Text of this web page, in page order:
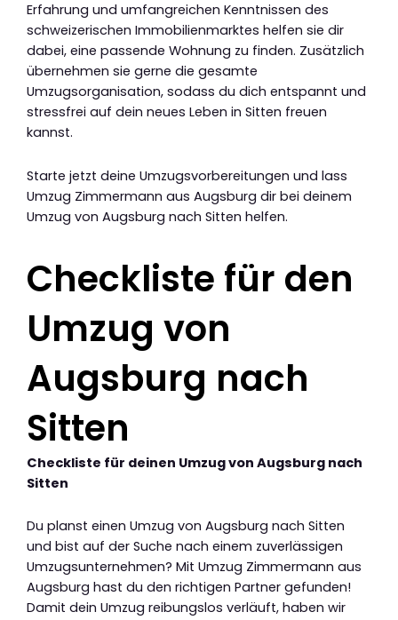
Erfahrung und umfangreichen Kenntnissen des
schweizerischen Immobilienmarktes helfen sie dir
dabei, eine passende Wohnung zu finden. Zusätzlich
übernehmen sie gerne die gesamte
Umzugsorganisation, sodass du dich entspannt und
stressfrei auf dein neues Leben in Sitten freuen
kannst.
Starte jetzt deine Umzugsvorbereitungen und lass
Umzug Zimmermann aus Augsburg dir bei deinem
Umzug von Augsburg nach Sitten helfen.
Checkliste für den
Umzug von
Augsburg nach
Sitten
Checkliste für deinen Umzug von Augsburg nach
Sitten
Du planst einen Umzug von Augsburg nach Sitten
und bist auf der Suche nach einem zuverlässigen
Umzugsunternehmen? Mit Umzug Zimmermann aus
Augsburg hast du den richtigen Partner gefunden!
Damit dein Umzug reibungslos verläuft, haben wir